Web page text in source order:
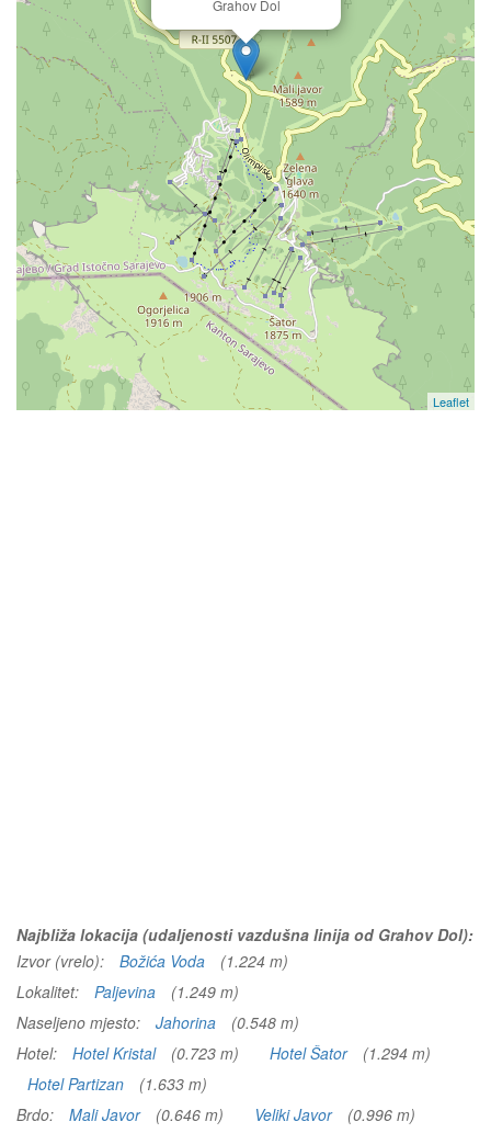
Grahov Dol
Leaflet
Najbliža lokacija (udaljenosti vazdušna linija od Grahov Dol):
Izvor (vrelo):
Božića Voda
(1.224 m)
Lokalitet:
Paljevina
(1.249 m)
Naseljeno mjesto:
Jahorina
(0.548 m)
Hotel:
Hotel Kristal (0.723 m) Hotel Šator
(1.294 m)
Hotel Partizan
(1.633 m)
Brdo:
Mali Javor (0.646 m) Veliki Javor
(0.996 m)